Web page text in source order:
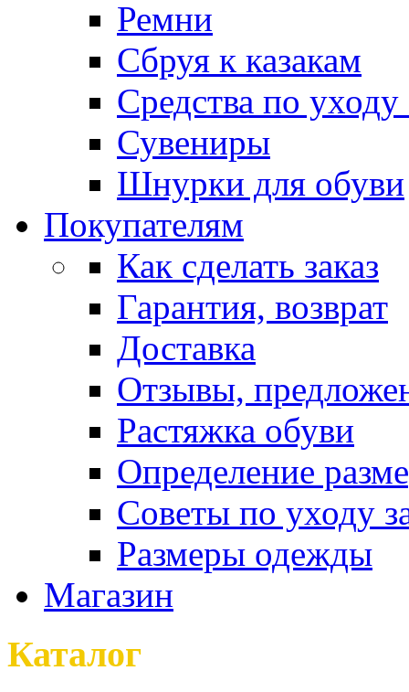
Ремни
Сбруя к казакам
Средства по
Сувениры
Шнурки для обуви
Покупателям
Как сделать заказ
Гарантия, возврат
Доставка
Отзывы,
Растяжка обуви
Определение
Советы по уходу
Размеры одежды
Магазин
Каталог